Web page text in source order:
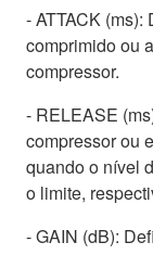
- ATTACK
comprimido ou
compressor.
- RELEASE
compressor ou
quando o nível
o limite,
- GAIN (dB):